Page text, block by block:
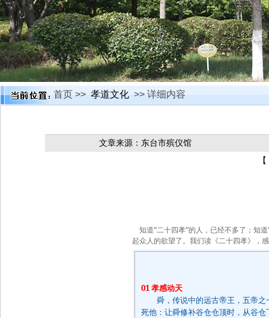
首页 >> 孝道文化 >> 详细内容
文章来源：东台市殡仪馆
【
知道“二十四孝”的人，已经不多了；知道
起众人的欲望了。我们读《二十四孝》，
01孝感动天
舜，传说中的远古帝王，五帝之
死他：让舜修补谷仓仓顶时，从谷